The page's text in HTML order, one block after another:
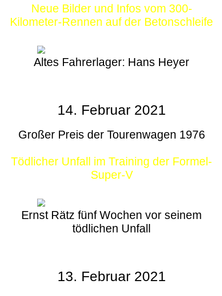
Neue Bilder und Infos vom 300-
Kilometer-Rennen auf der Betonschleife
Altes Fahrerlager: Hans Heyer
14. Februar 2021
Großer Preis der Tourenwagen 1976
Tödlicher Unfall im Training der Formel-
Super-V
Ernst Rätz fünf Wochen vor seinem
tödlichen Unfall
13. Februar 2021